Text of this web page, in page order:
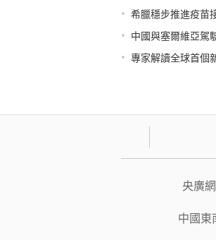
• 希臘穩步推進疫苗
• 中國與塞爾維亞駕
• 專家解讀全球首個
央廣網
中國東